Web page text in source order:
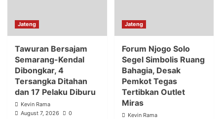
Jateng
Tawuran Bersajam
Semarang-Kendal
Dibongkar, 4
Tersangka Ditahan
dan 17 Pelaku Diburu
Kevin Rama
August 7, 2026
0
Jateng
Forum Njogo Solo
Segel Simbolis Ruang
Bahagia, Desak
Pemkot Tegas
Tertibkan Outlet
Miras
Kevin Rama